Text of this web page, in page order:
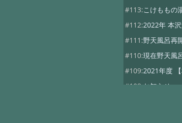
#113:こけももの
#112:2022年 本
#111:野天風呂再
#110:現在野天風
#109:2021年度
#108:お知らせ